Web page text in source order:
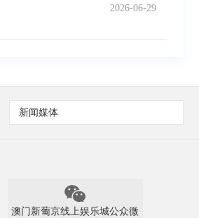
2026-06-29
新闻媒体
澳门新葡京线上娱乐城公众微